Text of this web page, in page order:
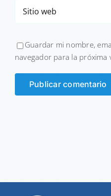
Guardar mi nombre,
navegador para la próxima